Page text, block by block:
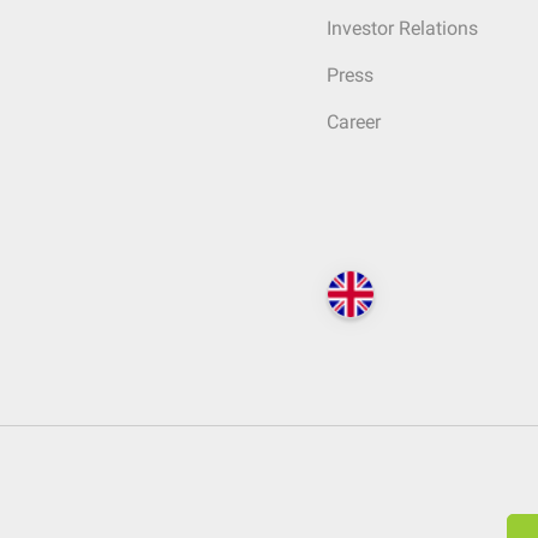
Investor Relations
Press
Career